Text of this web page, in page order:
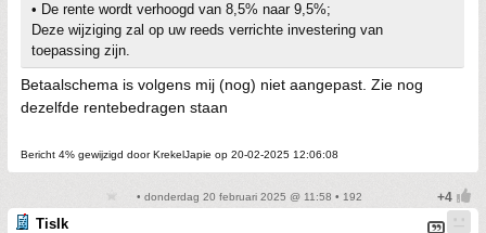
• De rente wordt verhoogd van 8,5% naar 9,5%;
Deze wijziging zal op uw reeds verrichte investering van
toepassing zijn.
Betaalschema is volgens mij (nog) niet aangepast. Zie nog
dezelfde rentebedragen staan
Bericht 4% gewijzigd door KrekelJapie op 20-02-2025 12:06:08
• donderdag 20 februari 2025 @ 11:58 • 192
TisIk